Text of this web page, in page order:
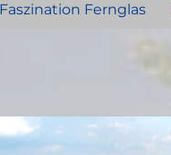
Faszination Fernglas